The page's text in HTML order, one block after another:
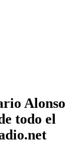
Alonso
todo el